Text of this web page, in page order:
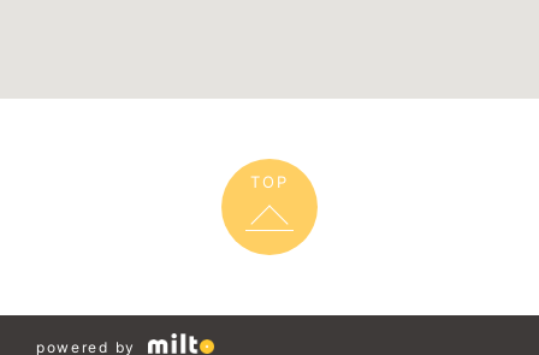
TOP
powered by